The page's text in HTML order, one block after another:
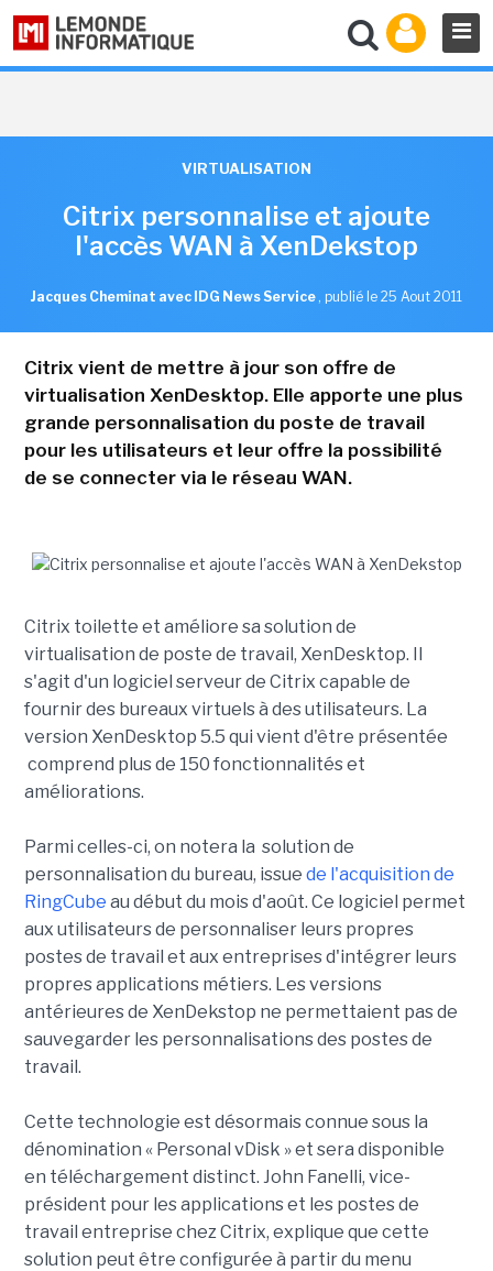
VIRTUALISATION
Citrix personnalise et ajoute
l'accès WAN à XenDekstop
Jacques Cheminat avec IDG News Service , publié le 25 Aout 2011
Citrix vient de mettre à jour son offre de
virtualisation XenDesktop. Elle apporte une plus
grande personnalisation du poste de travail
pour les utilisateurs et leur offre la possibilité
de se connecter via le réseau WAN.
Citrix toilette et améliore sa solution de
virtualisation de poste de travail, XenDesktop. Il
s'agit d'un logiciel serveur de Citrix capable de
fournir des bureaux virtuels à des utilisateurs. La
version XenDesktop 5.5 qui vient d'être présentée
comprend plus de 150 fonctionnalités et
améliorations.
Parmi celles-ci, on notera la solution de
personnalisation du bureau, issue de l'acquisition de
RingCube au début du mois d'août. Ce logiciel permet
aux utilisateurs de personnaliser leurs propres
postes de travail et aux entreprises d'intégrer leurs
propres applications métiers. Les versions
antérieures de XenDekstop ne permettaient pas de
sauvegarder les personnalisations des postes de
travail.
Cette technologie est désormais connue sous la
dénomination « Personal vDisk » et sera disponible
en téléchargement distinct. John Fanelli, vice-
président pour les applications et les postes de
travail entreprise chez Citrix, explique que cette
solution peut être configurée à partir du menu